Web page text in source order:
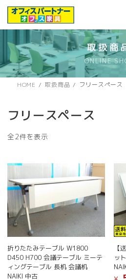
ス
キ
ン
に
取扱商
ONLINE
HOME 取扱商品 フリースペース
フリースペース
全2件を表示
順
折りたたみテーブル W1800
D450 H700 会議テーブル ミーテ
ィングテーブル 長机 会議机
NAIKI 中古
【
ッ